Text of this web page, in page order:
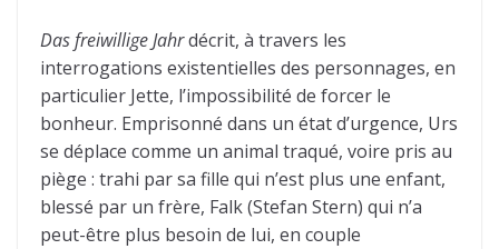
Das freiwillige Jahrdécrit, à travers les
interrogations existentielles des personnages, en
particulier Jette, l’impossibilité de forcer le
bonheur. Emprisonné dans un état d’urgence, Urs
se déplace comme un animal traqué, voire pris au
piège : trahi par sa fille qui n’est plus une enfant,
blessé par un frère, Falk (Stefan Stern) qui n’a
peut-être plus besoin de lui, en couple